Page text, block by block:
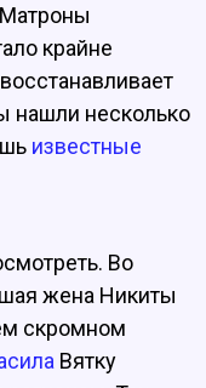
крайне
нашли несколько
известные
Во
жена Никиты
скромном
Вятку